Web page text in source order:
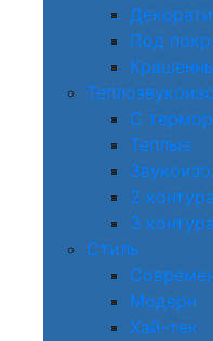
Под
С
Теплые
2
3
Стиль
Модерн
Хай-тек